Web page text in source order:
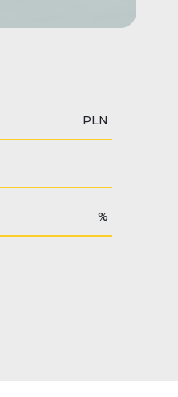
PLN
%